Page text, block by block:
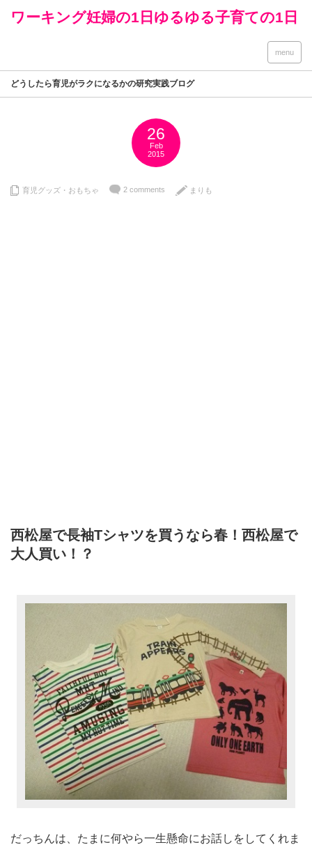
ワーキング妊婦の1日ゆるゆる子育ての1日
menu
どうしたら育児がラクになるかの研究実践ブログ
26
Feb
2015
育児グッズ・おもちゃ 2 comments まりも
西松屋で長袖Tシャツを買うなら春！西松屋で
大人買い！？
だっちんは、たまに何やら一生懸命にお話しをしてくれま